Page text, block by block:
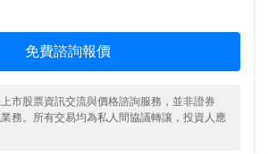
免費諮詢報價
市股票資訊交流與價格諮詢服務，並非證券
務。所有交易均為私人間協議轉讓，投資人應